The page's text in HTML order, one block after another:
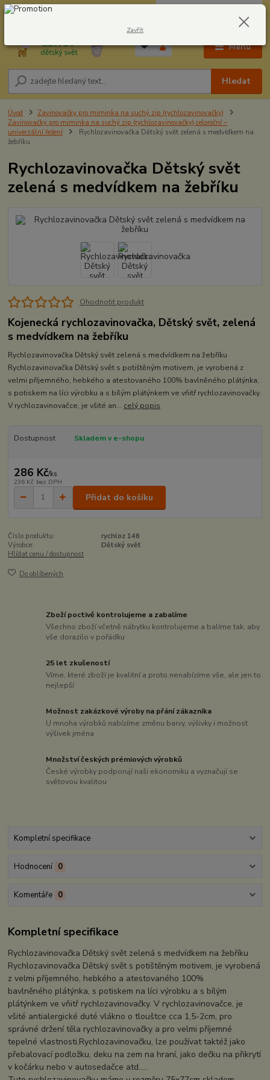
Menu
Hledat
604278943 0,00 Kč
Úvod
Zavinovačky pro miminka na suchý zip (rychlozavinovačky)
Zavinovačky pro miminka na suchý zip (rychlozavinovačky) celoroční –
univerzální řešení
Rychlozavinovačka Dětský svět zelená s medvídkem na
žebříku
Rychlozavinovačka Dětský svět
zelená s medvídkem na žebříku
Ohodnotit produkt
Kojenecká rychlozavinovačka, Dětský svět, zelená
s medvídkem na žebříku
Rychlozavinovačka Dětský svět zelená s medvídkem na žebříku
Rychlozavinovačka Dětský svět s potištěným motivem, je vyrobená z
velmi příjemného, hebkého a atestovaného 100% bavlněného plátýnka,
s potiskem na líci výrobku a s bílým plátýnkem ve vňitř rychlozavinovačky.
V rychlozavinovačce, je všité an... celý popis
Dostupnost Skladem v e-shopu
286 Kč/ks
236 Kč bez DPH
Přidat do košíku
Číslo produktu:
rychloz 146
Výrobce:
Dětský svět
Hlídat cenu / dostupnost
Do oblíbených
Zboží poctivě kontrolujeme a zabalíme
Všechno zboží včetně nábytku kontrolujeme a balíme tak, aby
vše dorazilo v pořádku
25 let zkušeností
Víme, které zboží je kvalitní a proto nenabízíme vše, ale jen to
nejlepší
Možnost zakázkové výroby na přání zákazníka
U mnoha výrobků nabízíme změnu barvy, výšivky i možnost
výšivek jména
Množství českých prémiových výrobků
České výrobky podporují naši ekonomiku a vyznačují se
světovou kvalitou
Kompletní specifikace
Hodnocení 0
Komentáře 0
Kompletní specifikace
Rychlozavinovačka Dětský svět zelená s medvídkem na žebříku
Rychlozavinovačka Dětský svět s potištěným motivem, je vyrobená
z velmi příjemného, hebkého a atestovaného 100%
bavlněného plátýnka, s potiskem na líci výrobku a s bílým
plátýnkem ve vňitř rychlozavinovačky. V rychlozavinovačce, je
všité antialergické duté vlákno o tlouštce cca 1,5-2cm, pro
správné držení těla rychlozavinovačky a pro velmi příjemné
tepelné vlastnosti.Rychlozavinovačku, lze používat taktéž jako
přebalovací podložku, deku na zem na hraní, jako dečku na přikrytí
v kočárku nebo v autosedačce atd.....
Zavřít